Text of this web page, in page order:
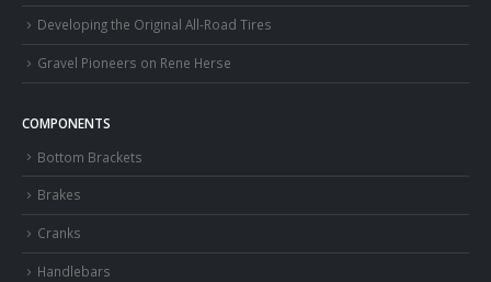
Developing the Original All-Road Tires
Gravel Pioneers on Rene Herse
COMPONENTS
Bottom Brackets
Brakes
Cranks
Handlebars